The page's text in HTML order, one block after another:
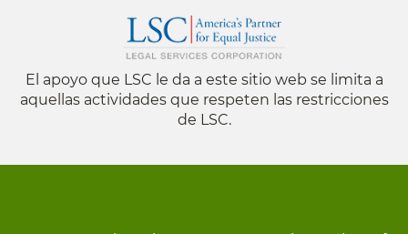
El apoyo que LSC le da a este sitio web se limita a
aquellas actividades que respeten las restricciones
de LSC.